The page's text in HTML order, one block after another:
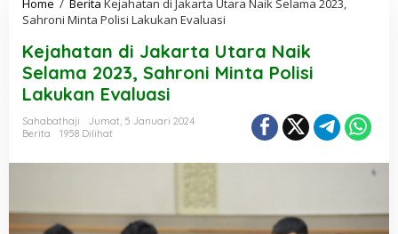
Home / Berita Kejahatan di Jakarta Utara Naik Selama 2023,
Sahroni Minta Polisi Lakukan Evaluasi
Kejahatan di Jakarta Utara Naik
Selama 2023, Sahroni Minta Polisi
Lakukan Evaluasi
Sahabathaji
Jumat, 5 Januari 2024
Berita
1958 Dilihat